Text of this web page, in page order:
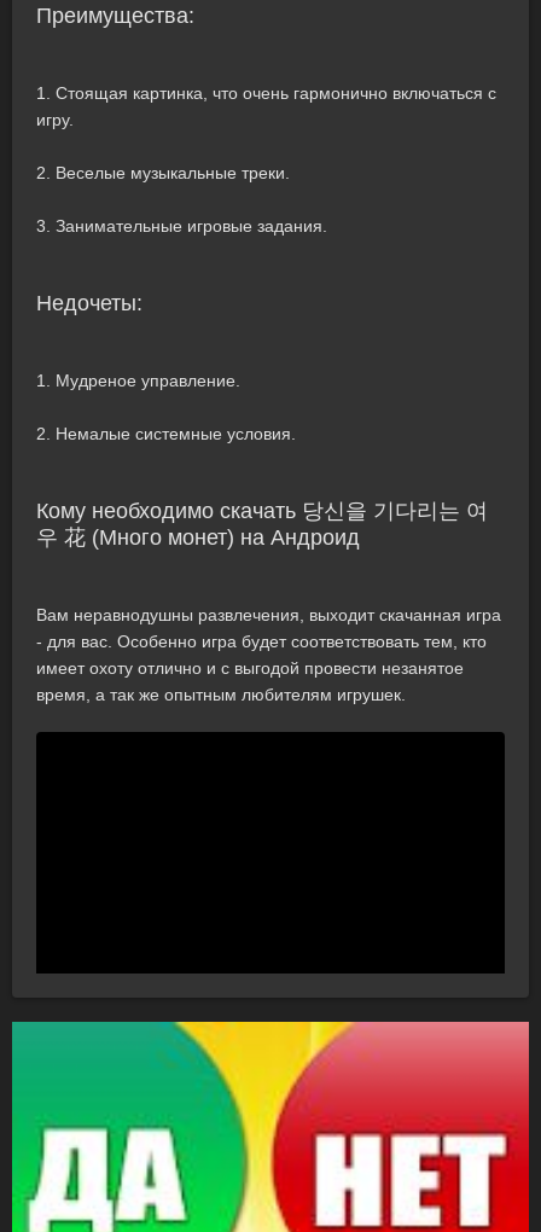
Преимущества:
1. Стоящая картинка, что очень гармонично включаться с
игру.
2. Веселые музыкальные треки.
3. Занимательные игровые задания.
Недочеты:
1. Мудреное управление.
2. Немалые системные условия.
Кому необходимо скачать 당신을 기다리는 여
우 花 (Много монет) на Андроид
Вам неравнодушны развлечения, выходит скачанная игра
- для вас. Особенно игра будет соответствовать тем, кто
имеет охоту отлично и с выгодой провести незанятое
время, а так же опытным любителям игрушек.